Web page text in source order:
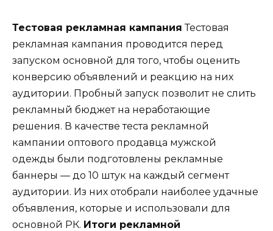
Тестовая рекламная кампания Тестовая
рекламная кампания проводится перед
запуском основной для того, чтобы оценить
конверсию объявлений и реакцию на них
аудитории. Пробный запуск позволит не слить
рекламный бюджет на неработающие
решения. В качестве теста рекламной
кампании оптового продавца мужской
одежды были подготовлены рекламные
баннеры — до 10 штук на каждый сегмент
аудитории. Из них отобрали наиболее удачные
объявления, которые и использовали для
основной РК. Итоги рекламной